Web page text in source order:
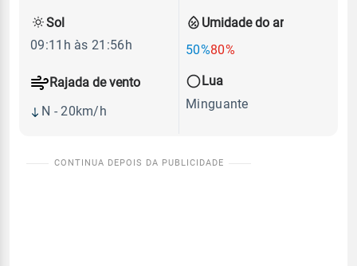
Umidade do ar
50%80%
Rajada de vento
N - 20km/h
Sol
09:11h às 21:56h
Lua
Minguante